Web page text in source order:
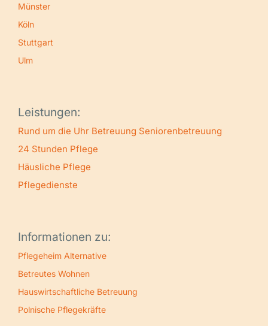
Münster
Köln
Stuttgart
Ulm
Leistungen:
Rund um die Uhr Betreuung Seniorenbetreuung
24 Stunden Pflege
Häusliche Pflege
Pflegedienste
Informationen zu:
Pflegeheim Alternative
Betreutes Wohnen
Hauswirtschaftliche Betreuung
Polnische Pflegekräfte